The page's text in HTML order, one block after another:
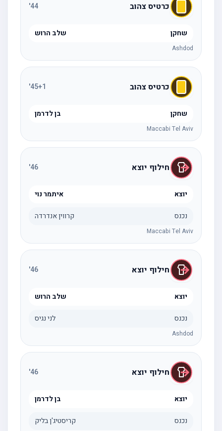
כרטיס צהוב 44
'
שחקן שלב הרוש
Ashdod
כרטיס צהוב 45+1
'
שחקן בן לדרמן
Maccabi Tel Aviv
חילוף יוצא 46
'
יוצא איתמר נוי
נכנס קרווין אנדרדה
Maccabi Tel Aviv
חילוף יוצא 46
'
יוצא שלב הרוש
נכנס לני נגיס
Ashdod
חילוף יוצא 46
'
יוצא בן לדרמן
נכנס קריסטיג'ן בליק